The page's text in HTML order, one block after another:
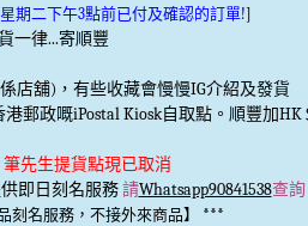
期二下午3點前已付及確認的訂單!]
一律...寄順豐
店舖)，有些收藏會慢慢IG介紹及發貨
郵政嘅iPostal Kiosk自取點。順豐加HK
筆先生提貨點現已取消
即日刻名服務請Whatsapp90841538查詢
刻名服務，不接外來商品】 ***